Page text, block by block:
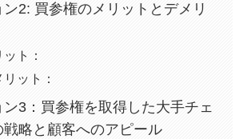
ン2: 買参権のメリットとデメリ
ット：
ット：
ン3：買参権を取得した大手チェ
戦略と顧客へのアピール